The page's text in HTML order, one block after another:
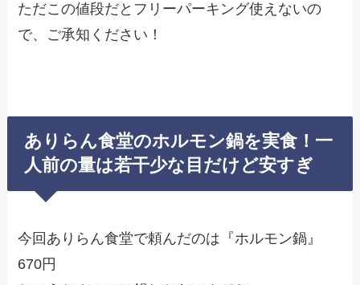
ただこの値段だとフリーパーキング使えないの
で、ご承知ください！
ありらん食堂のホルモン鍋を実食！一
人前の量は若干少な目だけど安すぎ
今回ありらん食堂で頼んだのは『ホルモン鍋』
670円